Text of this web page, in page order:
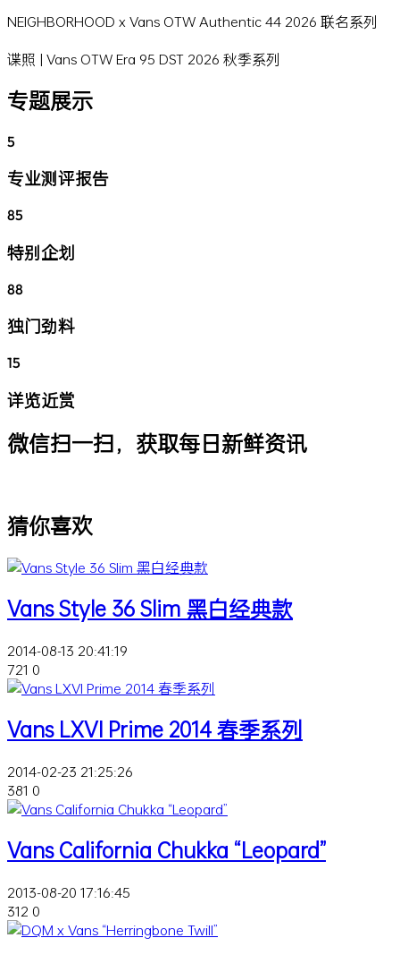
NEIGHBORHOOD x Vans OTW Authentic 44 2026 联名系列
谍照 | Vans OTW Era 95 DST 2026 秋季系列
专题展示
5
专业测评报告
85
特别企划
88
独门劲料
15
详览近赏
微信扫一扫，获取每日新鲜资讯
猜你喜欢
Vans Style 36 Slim 黑白经典款
2014-08-13 20:41:19
721 0
Vans LXVI Prime 2014 春季系列
2014-02-23 21:25:26
381 0
Vans California Chukka “Leopard”
2013-08-20 17:16:45
312 0